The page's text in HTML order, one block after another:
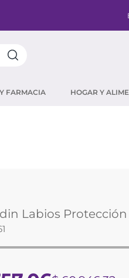
FARMACIA HOGAR Y
Labios Protección